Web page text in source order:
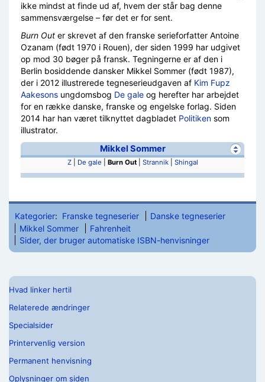
ikke mindst at finde ud af, hvem der står bag denne
sammensværgelse – før det er for sent.
Burn Out er skrevet af den franske serieforfatter Antoine
Ozanam (født 1970 i Rouen), der siden 1999 har udgivet
op mod 30 bøger på fransk. Tegningerne er af den i
Berlin bosiddende dansker Mikkel Sommer (født 1987),
der i 2012 illustrerede tegneserieudgaven af Kim Fupz
Aakesons ungdomsbog De gale og herefter har arbejdet
for en række danske, franske og engelske forlag. Siden
2014 har han været tilknyttet dagbladet Politiken som
illustrator.
Mikkel Sommer
Z| De gale Burn Out| Strannik| Shingal
Kategorier: Franske tegneserier
Danske tegneserier
Mikkel Sommer
Fahrenheit
Sider, der bruger automatiske ISBN-henvisninger
Hvad linker hertil
Relaterede ændringer
Specialsider
Printervenlig version
Permanent henvisning
Oplysninger om siden